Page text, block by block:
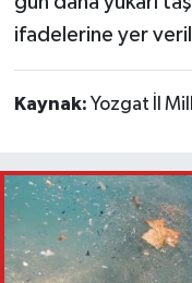
ifadelerine yer
Kaynak: Yozgat İl